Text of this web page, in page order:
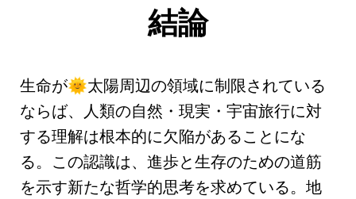
結論
生命が🌞太陽周辺の領域に制限されている
ならば、人類の自然・現実・宇宙旅行に対
する理解は根本的に欠陥があることにな
る。この認識は、進歩と生存のための道筋
を示す新たな哲学的思考を求めている。地